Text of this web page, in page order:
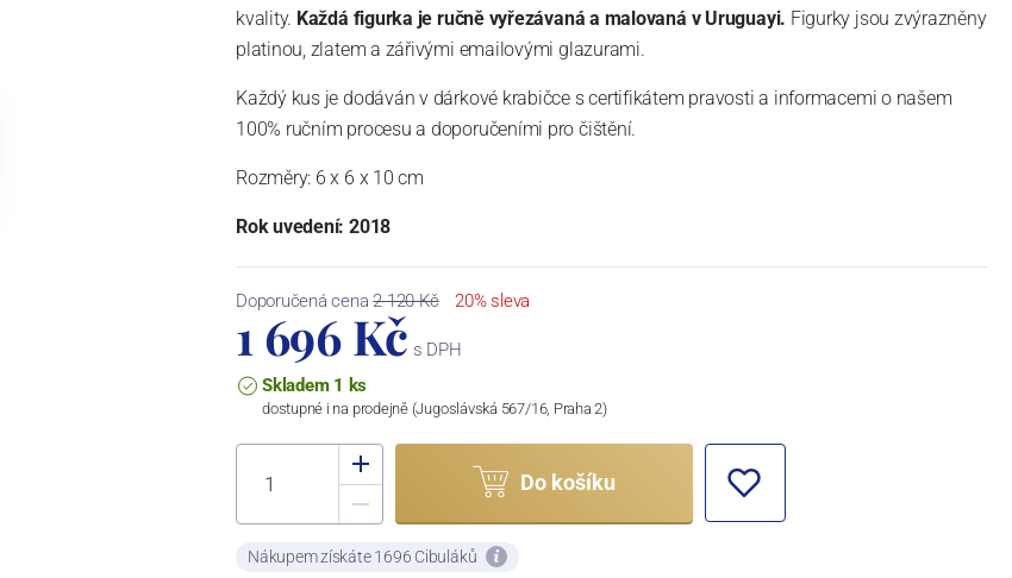
kvality. Každá figurka je ručně vyřezávaná a malovaná v Uruguayi. Figurky jsou zvýrazněny
platinou, zlatem a zářivými emailovými glazurami.
Každý kus je dodáván v dárkové krabičce s certifikátem pravosti a informacemi o našem
100% ručním procesu a doporučeními pro čištění.
Rozměry: 6 x 6 x 10 cm
Rok uvedení: 2018
Doporučená cena2 120 Kč 20% sleva
1 696 Kč s DPH
Skladem 1 ks
dostupné i na prodejně (Jugoslávská 567/16, Praha 2)
Do košíku
Nákupem získáte 1696 Cibuláků